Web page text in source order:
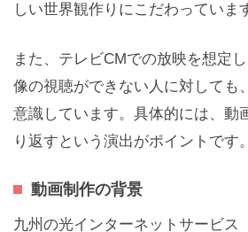
しい世界観作りにこだわっていま
また、テレビCMでの放映を想定
像の視聴ができない人に対しても
意識しています。具体的には、動
り返すという演出がポイントです。
動画制作の背景
九州の光インターネットサービス